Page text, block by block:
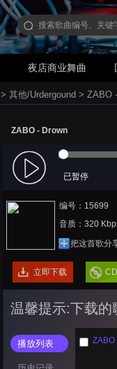
夜店商业舞曲
> 其他/Urdergound > ZABO
ZABO - Drown
已暂停
编号：15699
音质：320
把这首歌分
立即下载
温馨提示:下载的
播放列表